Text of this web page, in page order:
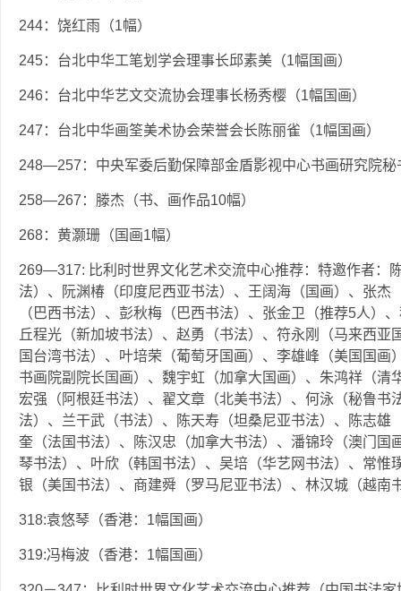
244：饶红雨（1幅）
245：台北中华工笔划学会理事长邱素美（1幅国画）
246：台北中华艺文交流协会理事长杨秀樱（1幅国画）
247：台北中华画筌美术协会荣誉会长陈丽雀（1幅国画）
248—257：中央军委后勤保障部金盾影视中心书画研究院
258—267：滕杰（书、画作品10幅）
268：黄灏珊（国画1幅）
269—317: 比利时世界文化艺术交流中心推荐：特邀作者：
法）、阮渊椿（印度尼西亚书法）、王阔海（国画）、张杰
（巴西书法）、彭秋梅（巴西书法）、张金卫（推荐5人）
丘程光（新加坡书法）、赵勇（书法）、符永刚（马来西亚
国台湾书法）、叶培荣（葡萄牙国画）、李雄峰（美国国
书画院副院长国画）、魏宇虹（加拿大国画）、朱鸿祥（清
宏强（阿根廷书法）、翟文章（北美书法）、何泳（秘鲁书
法）、兰干武（书法）、陈天寿（坦桑尼亚书法）、陈志雄
奎（法国书法）、陈汉忠（加拿大书法）、潘锦玲（澳门国
琴书法）、叶欣（韩国书法）、吴培（华艺网书法）、常惟
银（美国书法）、商建舜（罗马尼亚书法）、林汉城（越南
318:袁悠琴（香港：1幅国画）
319:冯梅波（香港：1幅国画）